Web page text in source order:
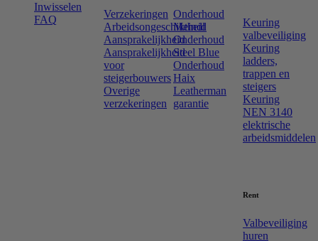
Inwisselen
FAQ
Verzekeringen
Arbeidsongeschiktheid
Aansprakelijkheid
Aansprakelijkheid
voor
steigerbouwers
Overige
verzekeringen
Onderhoud
Meindl
Onderhoud
Steel Blue
Onderhoud
Haix
Leatherman
garantie
Keuring
valbeveiliging
Keuring
ladders,
trappen en
steigers
Keuring
NEN 3140
elektrische
arbeidsmiddelen
Rent
Valbeveiliging
huren